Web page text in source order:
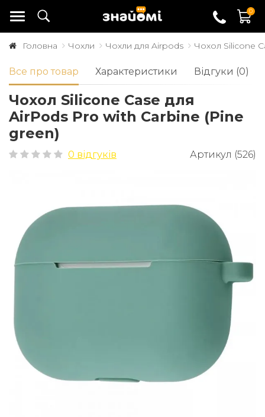
0
Головна Чохли Чохли для Airpods Чохол Silicone
Все про товар Характеристики Відгуки (0)
Чохол Silicone Case для
AirPods Pro with Carbine (Pine
green)
0 відгуків Артикул (526)